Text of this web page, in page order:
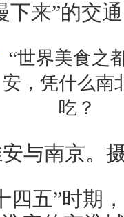
下来”的交
与南京。
四五”时期